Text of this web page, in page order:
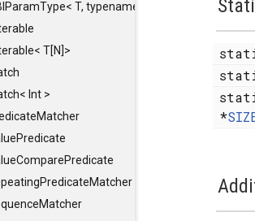
T, typename std::enable_if<
T[N]>
Int >
*